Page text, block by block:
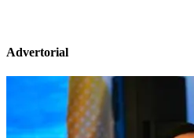
Advertorial